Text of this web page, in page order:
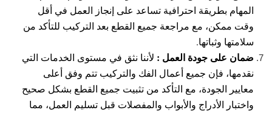
المهام بطريقة احترافية تساعد على إنجاز العمل في أقل
وقت ممكن، مع مراجعة جميع القطع بعد التركيب للتأكد من
سلامتها وثباتها.
ضمان على جودة العمل : لأننا نثق في مستوى الخدمات التي
نقدمها، فإن جميع أعمال الفك والتركيب تتم وفق أعلى
معايير الجودة، مع التأكد من تثبيت جميع القطع بشكل صحيح
واختبار الأدراج والأبواب والمفصلات قبل تسليم العمل، مما